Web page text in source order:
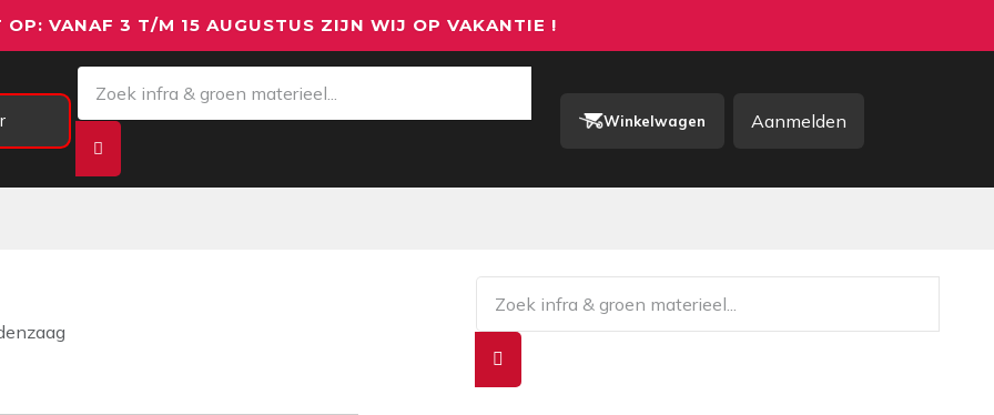
OP: VANAF 3 T/M 15 AUGUSTUS ZIJN WIJ OP VAKANTIE !
Winkelwagen Aanmelden